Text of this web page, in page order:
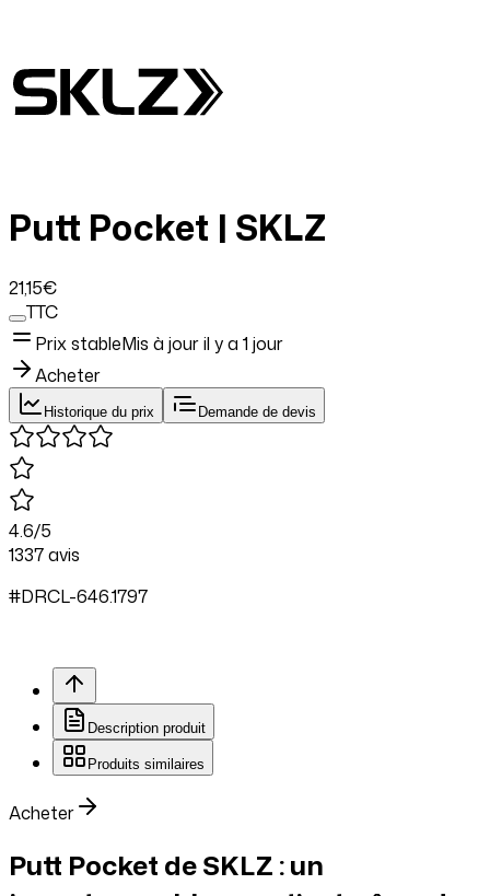
Putt Pocket | SKLZ
21,15€
TTC
Prix stableMis à jour il y a 1 jour
Acheter
Historique du prix Demande de devis
4.6/5
1337avis
#DRCL-646.1797
Description produit
Produits similaires
Acheter
Putt Pocket de SKLZ : un